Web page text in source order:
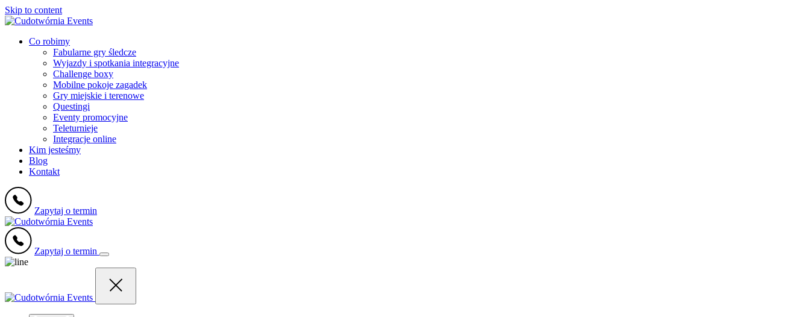
Skip to content
Co robimy
Fabularne gry śledcze
Wyjazdy i spotkania integracyjne
Challenge boxy
Mobilne pokoje zagadek
Gry miejskie i terenowe
Questingi
Eventy promocyjne
Teleturnieje
Integracje online
Kim jesteśmy
Blog
Kontakt
Zapytaj o termin
Zapytaj o termin